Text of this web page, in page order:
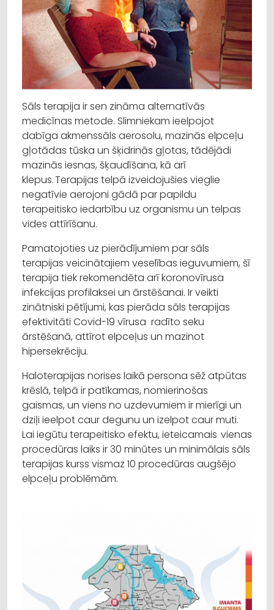
Sāls terapija ir sen zināma alternatīvās
medicīnas metode. Slimniekam ieelpojot
dabīga akmenssāls aerosolu, mazinās elpceļu
gļotādas tūska un šķidrinās gļotas, tādējādi
mazinās iesnas, šķaudīšana, kā arī
klepus. Terapijas telpā izveidojušies vieglie
negatīvie aerojoni gādā par papildu
terapeitisko iedarbību uz organismu un telpas
vides attīrīšanu.
Pamatojoties uz pierādījumiem par sāls
terapijas veicinātajiem veselības ieguvumiem, šī
terapija tiek rekomendēta arī koronovīrusa
infekcijas profilaksei un ārstēšanai. Ir veikti
zinātniski pētījumi, kas pierāda sāls terapijas
efektivitāti Covid-19 vīrusa radīto seku
ārstēšanā, attīrot elpceļus un mazinot
hipersekrēciju.
Haloterapijas norises laikā persona sēž atpūtas
krēslā, telpā ir patīkamas, nomierinošas
gaismas, un viens no uzdevumiem ir mierīgi un
dziļi ieelpot caur degunu un izelpot caur muti.
Lai iegūtu terapeitisko efektu, ieteicamais vienas
procedūras laiks ir 30 minūtes un minimālais sāls
terapijas kurss vismaz 10 procedūras augšējo
elpceļu problēmām.